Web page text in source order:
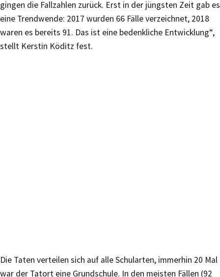
gingen die Fallzahlen zurück. Erst in der jüngsten Zeit gab es
eine Trendwende: 2017 wurden 66 Fälle verzeichnet, 2018
waren es bereits 91. Das ist eine bedenkliche Entwicklung“,
stellt Kerstin Köditz fest.
Die Taten verteilen sich auf alle Schularten, immerhin 20 Mal
war der Tatort eine Grundschule. In den meisten Fällen (92